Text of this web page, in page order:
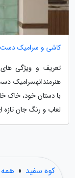
کاشی و سرامیک دست
تعریف و ویژگی
هنرمندانهسرامیک
با دستان خود، خاک
لعاب و رنگ جان
کوه سفید » همه